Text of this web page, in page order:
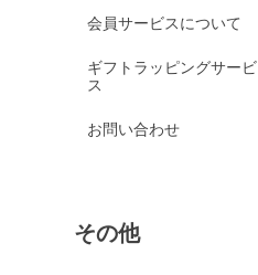
会員サービスについて
ギフトラッピングサービ
ス
お問い合わせ
その他